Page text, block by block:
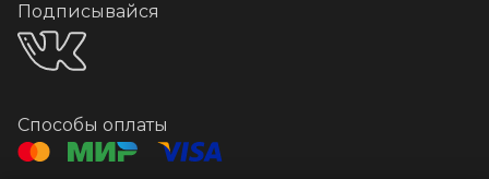
Подписывайся
Способы оплаты